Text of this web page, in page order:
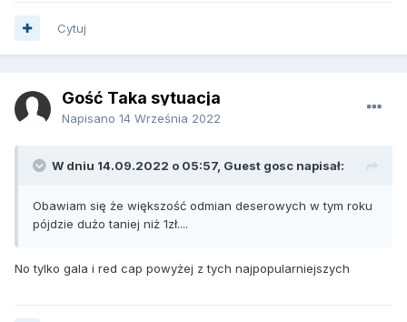
Cytuj
Gość Taka sytuacja
Napisano 14 Września 2022
W dniu 14.09.2022 o 05:57, Guest gosc napisał:
Obawiam się że większość odmian deserowych w tym roku
pójdzie dużo taniej niż 1zł....
No tylko gala i red cap powyżej z tych najpopularniejszych